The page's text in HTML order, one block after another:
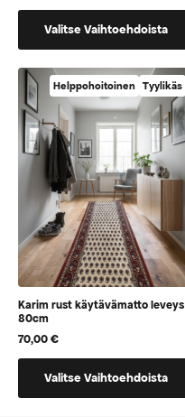
Valitse Vaihtoehdoista
vaihtoehtoja,
jotka
voidaan
valita
tuotteen
sivulla
Helppohoitoinen Tyylikäs
Karim rust käytävämatto leveys
80cm
70,00€
Valitse Vaihtoehdoista
tuotteella